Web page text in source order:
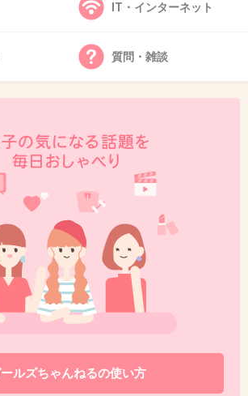
+20
子かわいかったなぁ♡
+126
女優でもないのに、ね。
ション何？モデルと書いてある
りえん。
IT・インターネット
質問・雑談
ルズちゃんねるの使い方